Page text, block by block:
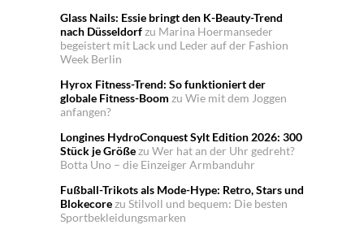
Glass Nails: Essie bringt den K-Beauty-Trend
nach Düsseldorfzu Marina Hoermanseder
begeistert mit Lack und Leder auf der Fashion
Week Berlin
Hyrox Fitness-Trend: So funktioniert der
globale Fitness-Boom zu Wie mit dem Joggen
anfangen?
Longines HydroConquest Sylt Edition 2026: 300
Stück je Größezu Wer hat an der Uhr gedreht?
Botta Uno – die Einzeiger Armbanduhr
Fußball-Trikots als Mode-Hype: Retro, Stars und
Blokecorezu Stilvoll und bequem: Die besten
Sportbekleidungsmarken